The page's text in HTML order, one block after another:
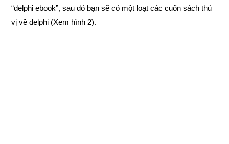
“delphi ebook”, sau đó bạn sẽ có một loạt các cuốn sách thú
vị về delphi (Xem hình 2).